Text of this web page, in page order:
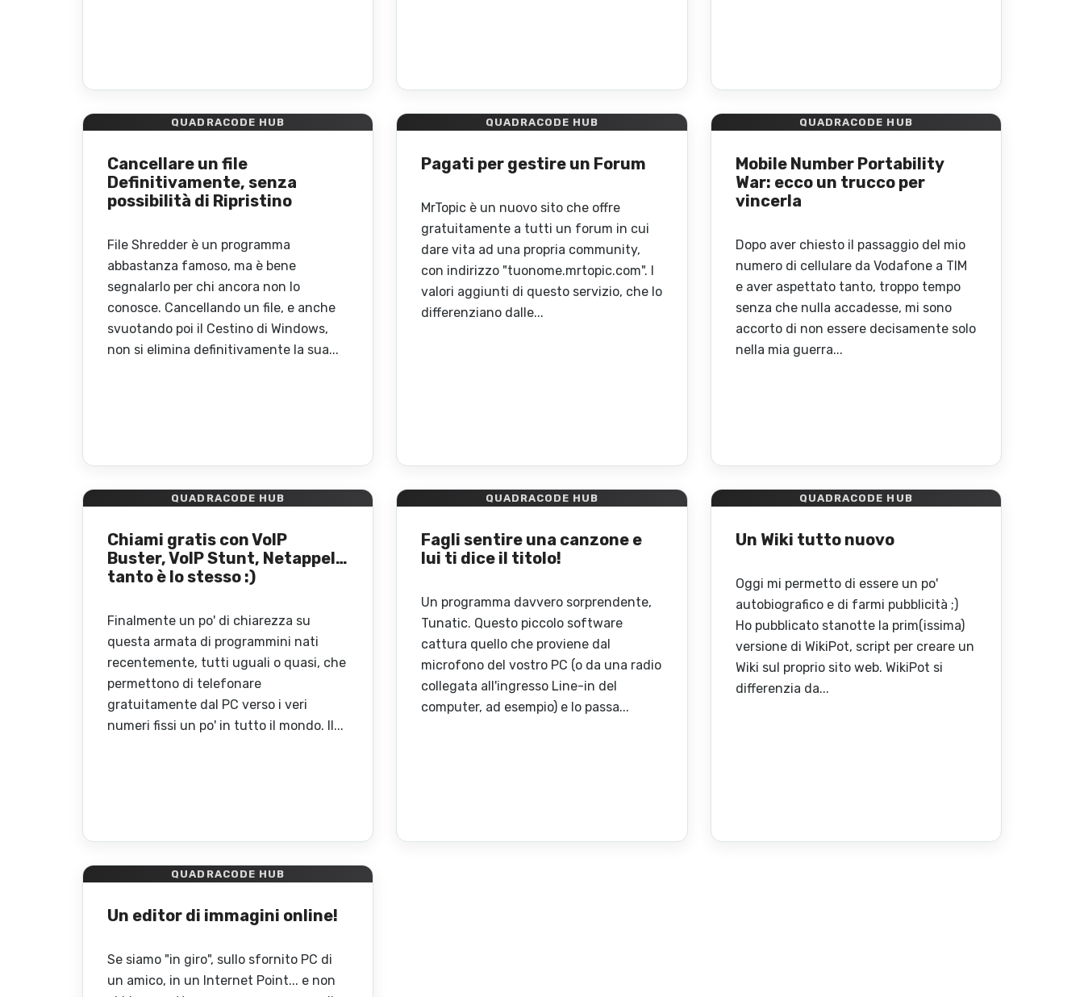
QUADRACODE HUB
Cancellare un file
Definitivamente, senza
possibilità di Ripristino
File Shredder è un programma
abbastanza famoso, ma è bene
segnalarlo per chi ancora non lo
conosce. Cancellando un file, e anche
svuotando poi il Cestino di Windows,
non si elimina definitivamente la sua...
QUADRACODE HUB
Pagati per gestire un Forum
MrTopic è un nuovo sito che offre
gratuitamente a tutti un forum in cui
dare vita ad una propria community,
con indirizzo "tuonome.mrtopic.com". I
valori aggiunti di questo servizio, che lo
differenziano dalle...
QUADRACODE HUB
Mobile Number Portability
War: ecco un trucco per
vincerla
Dopo aver chiesto il passaggio del mio
numero di cellulare da Vodafone a TIM
e aver aspettato tanto, troppo tempo
senza che nulla accadesse, mi sono
accorto di non essere decisamente solo
nella mia guerra...
QUADRACODE HUB
Chiami gratis con VoIP
Buster, VoIP Stunt, Netappel…
tanto è lo stesso :)
Finalmente un po' di chiarezza su
questa armata di programmini nati
recentemente, tutti uguali o quasi, che
permettono di telefonare
gratuitamente dal PC verso i veri
numeri fissi un po' in tutto il mondo. Il...
QUADRACODE HUB
Fagli sentire una canzone e
lui ti dice il titolo!
Un programma davvero sorprendente,
Tunatic. Questo piccolo software
cattura quello che proviene dal
microfono del vostro PC (o da una radio
collegata all'ingresso Line-in del
computer, ad esempio) e lo passa...
QUADRACODE HUB
Un Wiki tutto nuovo
Oggi mi permetto di essere un po'
autobiografico e di farmi pubblicità ;)
Ho pubblicato stanotte la prim(issima)
versione di WikiPot, script per creare un
Wiki sul proprio sito web. WikiPot si
differenzia da...
QUADRACODE HUB
Un editor di immagini online!
Se siamo "in giro", sullo sfornito PC di
un amico, in un Internet Point... e non